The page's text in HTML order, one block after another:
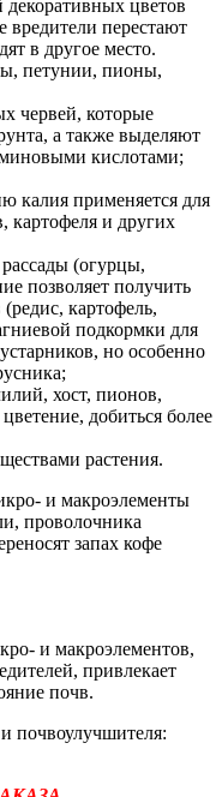
цветов
вредители перестают
в другое место.
петунии, пионы,
червей, которые
а также выделяют
кислотами;
калия применяется для
картофеля и других
(огурцы,
позволяет получить
картофель,
подкормки для
но особенно
хост, пионов,
добиться более
растения.
и макроэлементы
проволочника
запах кофе
и макроэлементов,
привлекает
почв.
почвоулучшителя: